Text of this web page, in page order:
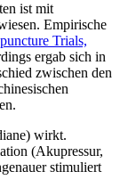
ist mit
Empirische
Trials,
ergab sich in
zwischen den
wirkt.
(Akupressur,
stimuliert